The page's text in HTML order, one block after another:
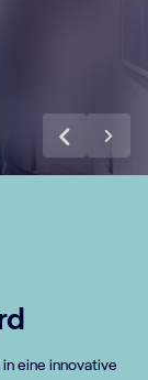
in eine innovative